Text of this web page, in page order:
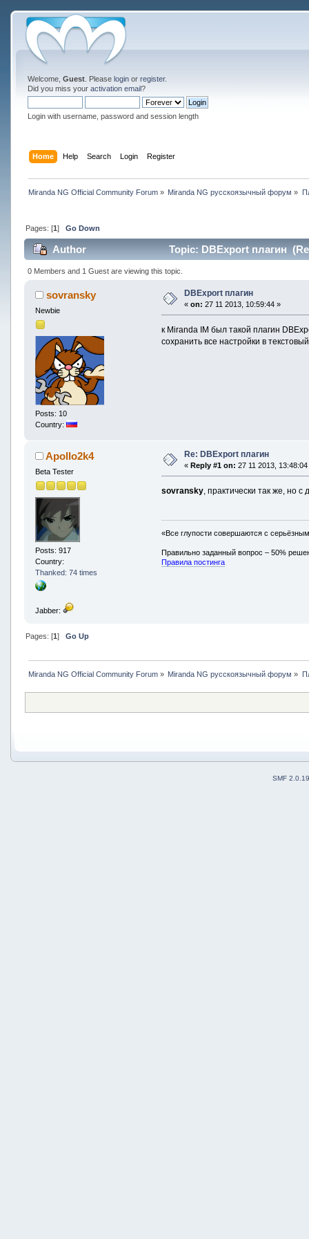
Welcome, Guest. Please loginor register.
Did you miss your activation email?
Login with username, password and session length
Home Help Search Login Register
Miranda NG Official Community Forum» Miranda NG русскоязычный форум »
Pages: [1] Go Down
Author Topic: DBExport плагин
0 Members and 1 Guest are viewing this topic.
sovransky
Newbie
Posts: 10
Country:
DBExport плагин
« on: 27 11 2013, 10:59:44 »
к Miranda IM был такой плагин
сохранить все настройки в
Apollo2k4
Beta Tester
Posts: 917
Country:
Thanked: 74 times
Jabber:
Re: DBExport плагин
« Reply #1 on: 27 11 2013, 13:48:04
sovransky , практически так же, но
«Все глупости совершаются с
Правильно заданный вопрос – 50%
Правила постинга
Pages: [1 ] Go Up
Miranda NG Official Community Forum» Miranda NG русскоязычный форум »
SMF 2.0.19